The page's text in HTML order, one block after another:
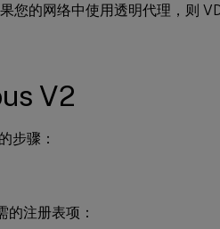
您的网络中使用透明代理，则
V2
步骤：
注册表项：